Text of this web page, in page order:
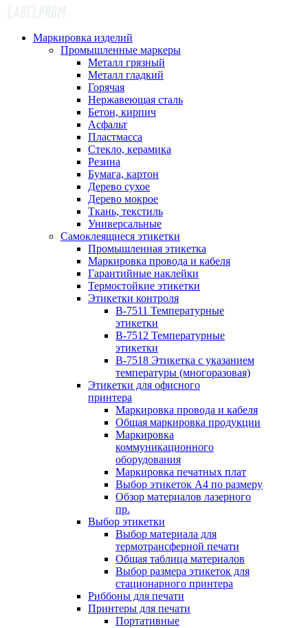
Маркировка изделий
Промышленные маркеры
Металл грязный
Металл гладкий
Горячая
Нержавеющая сталь
Бетон, кирпич
Асфальт
Пластмасса
Стекло, керамика
Резина
Бумага, картон
Дерево сухое
Дерево мокрое
Ткань, текстиль
Универсальные
Самоклеящиеся этикетки
Промышленная этикетка
Маркировка провода и кабеля
Гарантийные наклейки
Термостойкие этикетки
Этикетки контроля
B-7511 Температурные
этикетки
B-7512 Температурные
этикетки
B-7518 Этикетка с указанием
температуры (многоразовая)
Этикетки для офисного
принтера
Маркировка провода и кабеля
Общая маркировка продукции
Маркировка
коммуникационного
оборудования
Маркировка печатных плат
Выбор этикеток А4 по размеру
Обзор материалов лазерного
пр.
Выбор этикетки
Выбор материала для
термотрансферной печати
Общая таблица материалов
Выбор размера этикеток для
стационарного принтера
Риббоны для печати
Принтеры для печати
Портативные